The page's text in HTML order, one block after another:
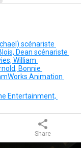
scénariste
Dean scénariste
William
Bonnie
Animation
Entertainment,
share
Share